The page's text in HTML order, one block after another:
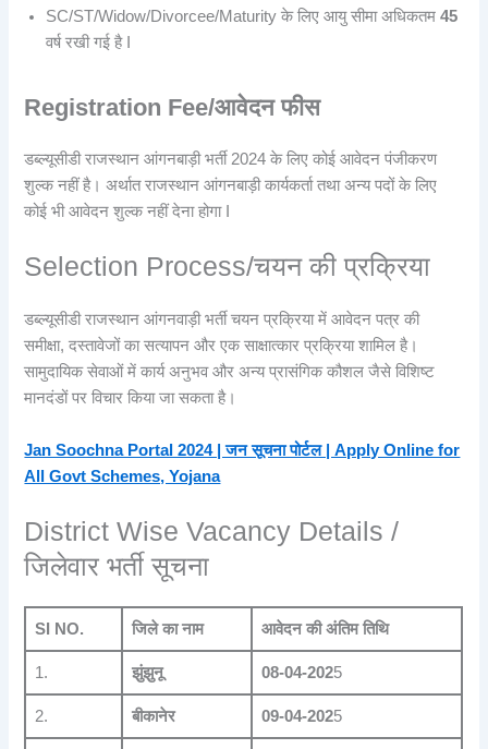
SC/ST/Widow/Divorcee/Maturity के लिए आयु सीमा अधिकतम45
वर्ष रखी गई है I
Registration Fee/आवेदन फीस
डब्ल्यूसीडी राजस्थान आंगनबाड़ी भर्ती 2024 के लिए कोई आवेदन पंजीकरण
शुल्क नहीं है। अर्थात राजस्थान आंगनबाड़ी कार्यकर्ता तथा अन्य पदों के लिए
कोई भी आवेदन शुल्क नहीं देना होगा I
Selection Process/चयन की प्रक्रिया
डब्ल्यूसीडी राजस्थान आंगनवाड़ी भर्ती चयन प्रक्रिया में आवेदन पत्र की
समीक्षा, दस्तावेजों का सत्यापन और एक साक्षात्कार प्रक्रिया शामिल है।
सामुदायिक सेवाओं में कार्य अनुभव और अन्य प्रासंगिक कौशल जैसे विशिष्ट
मानदंडों पर विचार किया जा सकता है।
Jan Soochna Portal 2024 | जन सूचना पोर्टल | Apply Online for
All Govt Schemes, Yojana
District Wise Vacancy Details /
जिलेवार भर्ती सूचना
SI NO. जिले का नाम आवेदन की अंतिम तिथि
1. झुंझुनू 08-04-2025
2. बीकानेर 09-04-2025